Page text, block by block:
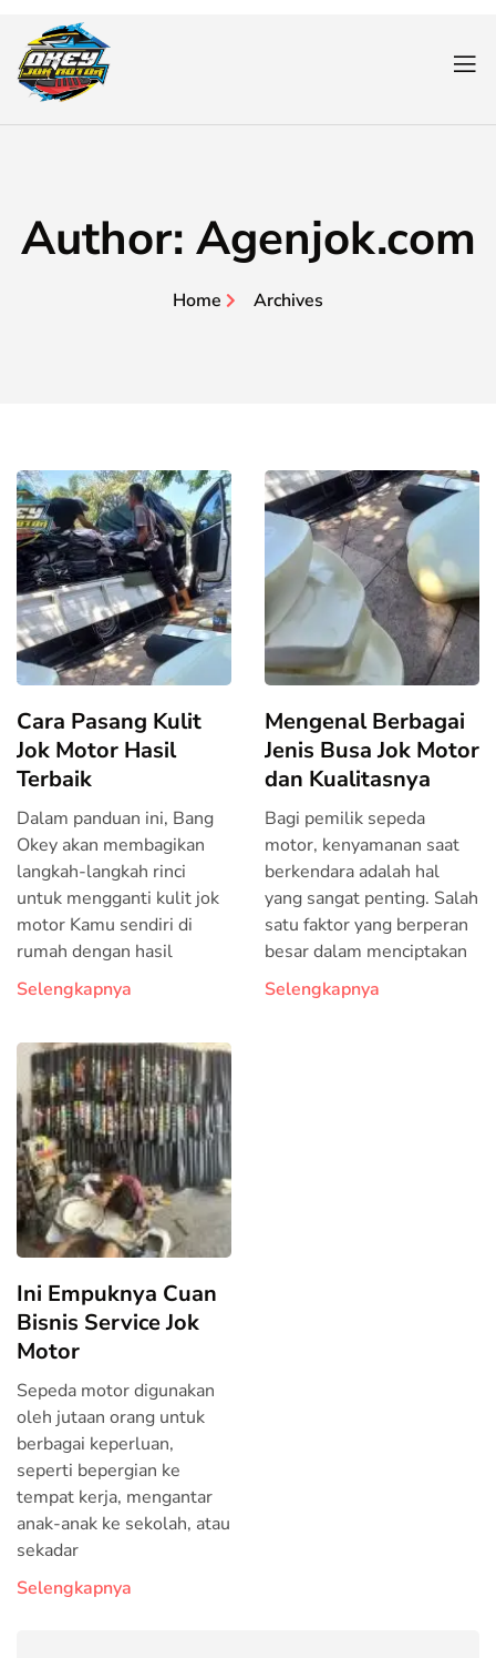
Author: Agenjok.com
Home Archives
Cara Pasang Kulit
Jok Motor Hasil
Terbaik
Dalam panduan ini, Bang
Okey akan membagikan
langkah-langkah rinci
untuk mengganti kulit jok
motor Kamu sendiri di
rumah dengan hasil
Selengkapnya
Mengenal Berbagai
Jenis Busa Jok Motor
dan Kualitasnya
Bagi pemilik sepeda
motor, kenyamanan saat
berkendara adalah hal
yang sangat penting. Salah
satu faktor yang berperan
besar dalam menciptakan
Selengkapnya
Ini Empuknya Cuan
Bisnis Service Jok
Motor
Sepeda motor digunakan
oleh jutaan orang untuk
berbagai keperluan,
seperti bepergian ke
tempat kerja, mengantar
anak-anak ke sekolah, atau
sekadar
Selengkapnya